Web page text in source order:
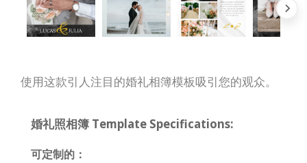
使用这款引人注目的婚礼相簿模板吸引您的观众。
婚礼照相簿 Template Specifications:
可定制的：